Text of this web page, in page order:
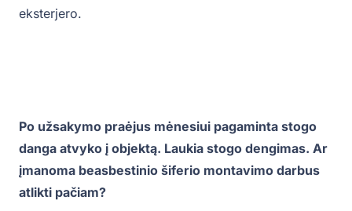
eksterjero.
Po užsakymo praėjus mėnesiui pagaminta stogo
danga atvyko į objektą. Laukia stogo dengimas. Ar
įmanoma beasbestinio šiferio montavimo darbus
atlikti pačiam?